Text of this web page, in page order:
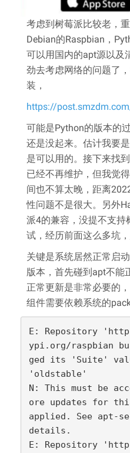
考虑到树莓派比较老，
Debian的Raspbian，
可以用国内的apt源以及
劲去考虑网络的问题了
装，
https://
可能是Python的版本的
还是没起来。估计我要
是可以用的。接下来找
已经不再维护，但我觉
间也不算太晚，距离
性问题不是很大。另外
派4的兼容，没提不支持
试，经历前面这么多坑
关键是系统居然正常启
版本，首先碰到apt不能
正常更新是非常必要的
组件需要依赖系统的
E: Repository
ypi.org/raspbian
ged its 'Suite'
'oldstable'
N: This must be
ore updates for
applied. See apt-
details.
E: Repository